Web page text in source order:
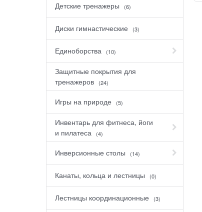
Детские тренажеры (6)
Диски гимнастические (3)
Единоборства (10)
Защитные покрытия для
тренажеров
(24)
Игры на природе (5)
Инвентарь для фитнеса, йоги
и пилатеса
(4)
Инверсионные столы (14)
Канаты, кольца и лестницы (0)
Лестницы координационные (3)